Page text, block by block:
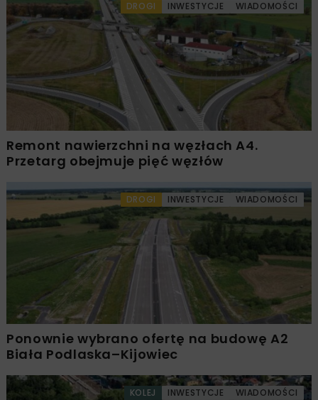
DROGI INWESTYCJE WIADOMOŚCI
Remont nawierzchni na węzłach A4.
Przetarg obejmuje pięć węzłów
DROGI INWESTYCJE WIADOMOŚCI
Ponownie wybrano ofertę na budowę A2
Biała Podlaska–Kijowiec
KOLEJ INWESTYCJE WIADOMOŚCI